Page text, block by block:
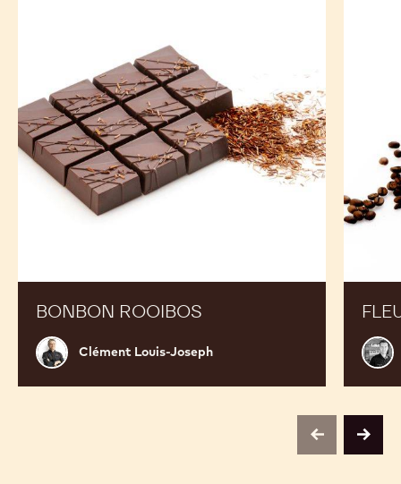
BONBON ROOIBOS
Clément
Louis-
Joseph
Clément Louis-Joseph
previousnext